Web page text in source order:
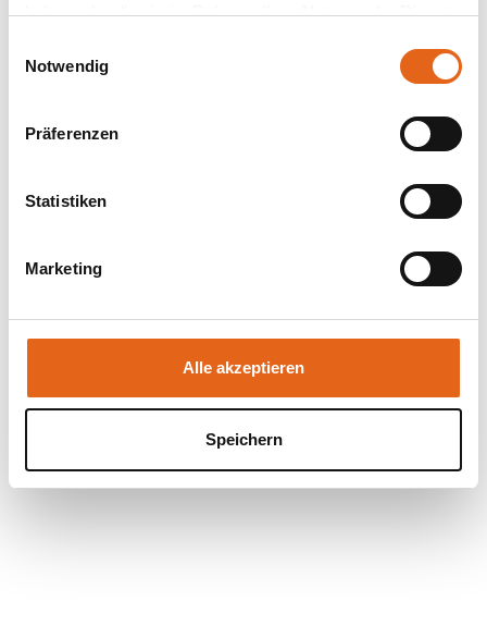
haben oder die sie im Rahmen Ihrer Nutzung der Dienste
Bitte beachten Sie, dass einige der Partner auch Daten in
Drittländer übermitteln können, in denen möglicherweise
ein anderes Datenschutzniveau besteht als in der EU.
Übereinstimmung mit den geltenden
unsere Webseite weiterhin nutzen.
Notwendig
Präferenzen
Statistiken
Marketing
Alle akzeptieren
Speichern